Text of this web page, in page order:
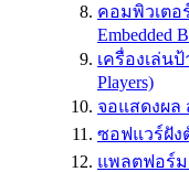
คอมพิวเตอ
Embedded
เครื่องเล่น
Players)
จอแสดงผล
ซอฟแวร์ฝัง
แพลตฟอร์ม